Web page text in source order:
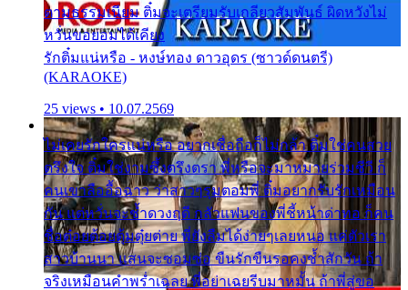
ตามธรรมเนียม ติ๋มจะเตรียมรับเกลียวสัมพันธ์ ผิดหวังไม่
หวั่นขอยอมได้เคียง
รักติ๋มแน่หรือ - หงษ์ทอง ดาวอุดร (ซาวด์ดนตรี)
(KARAOKE)
25 views • 10.07.2569
ไม่เคยรักใครแน่หรือ อยากเชื่อถือก็ไม่กล้า ติ๋มใช่คนสวย
ตรึงใจ ติ๋มใช่งามซึ้งตรึงตรา พี่หรือจะมาหมายร่วมชีวี ก็
คนเขาลืออื้อฉาว ว่าสาวๆรุมตอมพี่ ติ๋มอยากรับรักเหมือน
กัน แต่หวั่นจะช้ำดวงฤดี กลัวแฟนของพี่ชี้หน้าด่าทอ ก็คน
ชื่อต๋อยต้อยตุ้มตุ๋ยต่าย พี่ยังลืมได้ง่ายๆเลยหนอ แค่ตัวเรา
สาวบ้านนา แสนจะซอมซ่อ ขืนรักขืนรอคงช้ำสักวัน ถ้า
จริงเหมือนคำพร่ำเฉลย พี่อย่าเฉยรีบมาหมั้น ถ้าพี่สู่ขอ